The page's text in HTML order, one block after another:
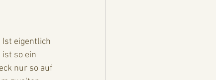
eigentlich
so ein
nur so auf